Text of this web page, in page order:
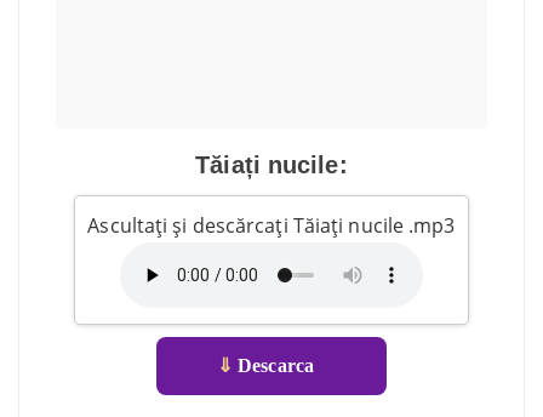
Tăiați nucile:
Ascultați și descărcați Tăiați nucile .mp3
⇓ Descarca